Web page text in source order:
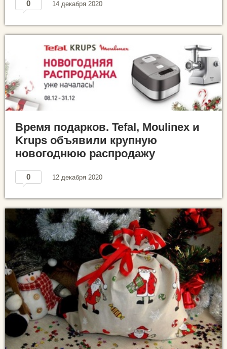
0 14 декабря 2020
Время подарков. Tefal, Moulinex и
Krups объявили крупную
новогоднюю распродажу
0 12 декабря 2020